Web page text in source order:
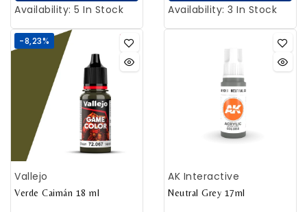
Availability: 5 In Stock Availability: 3 In Stock
-8,23%
Vallejo
Verde Caimán 18 ml
AK Interactive
Neutral Grey 17ml